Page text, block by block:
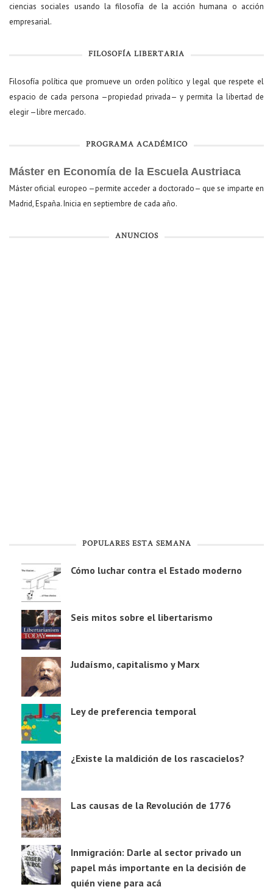
ciencias sociales usando la filosofía de la acción humana o acción
empresarial.
FILOSOFÍA LIBERTARIA
Filosofía política que promueve un orden político y legal que respete el
espacio de cada persona —propiedad privada— y permita la libertad de
elegir —libre mercado.
PROGRAMA ACADÉMICO
Máster en Economía de la Escuela Austriaca
Máster oficial europeo —permite acceder a doctorado— que se imparte en
Madrid, España. Inicia en septiembre de cada año.
ANUNCIOS
POPULARES ESTA SEMANA
Cómo luchar contra el Estado moderno
Seis mitos sobre el libertarismo
Judaísmo, capitalismo y Marx
Ley de preferencia temporal
¿Existe la maldición de los rascacielos?
Las causas de la Revolución de 1776
Inmigración: Darle al sector privado un
papel más importante en la decisión de
quién viene para acá